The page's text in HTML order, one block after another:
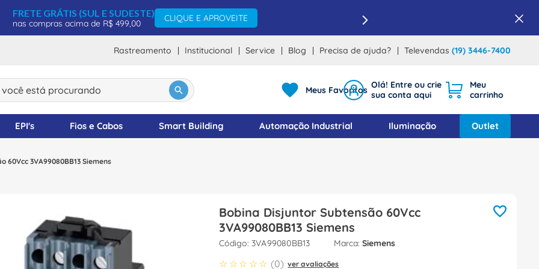
FRETE GRÁTIS (SUL E SUDESTE)
nas compras acima de R$ 499,00
CLIQUE E APROVEITE
Rastreamento Institucional Service Blog Precisa de ajuda? Televendas (19) 3446-7400
está procurando
Meus Favoritos
EPI's Fios e Cabos Smart Building Automação Industrial Iluminação Outlet
60Vcc 3VA99080BB13 Siemens
Bobina Disjuntor Subtensão 60Vcc
3VA99080BB13 Siemens
: 3VA99080BB13 Siemens
☆ ☆ ☆ ☆ ☆ (0) ver avaliações